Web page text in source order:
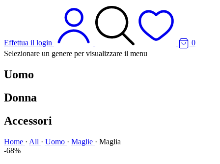
Effettua il login
0
Selezionare un genere per visualizzare il menu
Uomo
Donna
Accessori
Home · All · Uomo · Maglie · Maglia
-68%